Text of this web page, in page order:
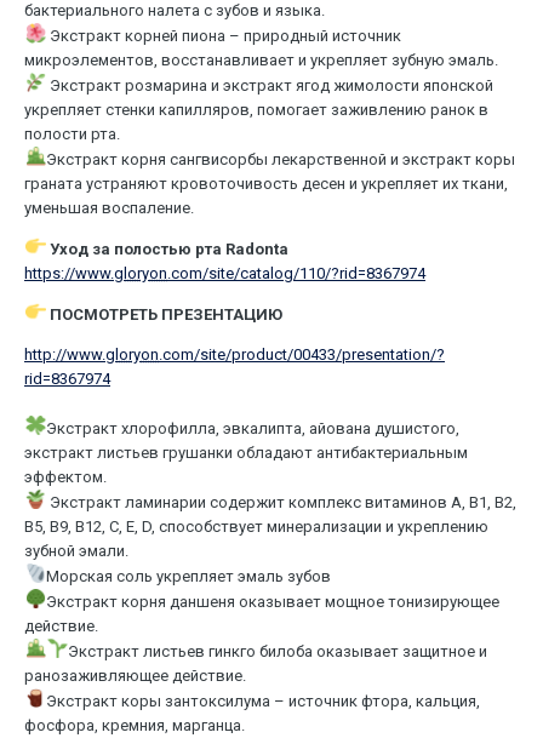
бактериального налета с зубов и языка.
Экстракт корней пиона – природный источник
микроэлементов, восстанавливает и укрепляет зубную эмаль.
Экстракт розмарина и экстракт ягод жимолости японской
укрепляет стенки капилляров, помогает заживлению ранок в
полости рта.
Экстракт корня сангвисорбы лекарственной и экстракт коры
граната устраняют кровоточивость десен и укрепляет их ткани,
уменьшая воспаление.
Уход за полостью рта Radonta
https://www.gloryon.com/site/catalog/110/?rid=8367974
ПОСМОТРЕТЬ ПРЕЗЕНТАЦИЮ
http://www.gloryon.com/site/product/00433/presentation/?
rid=8367974
Экстракт хлорофилла, эвкалипта, айована душистого,
экстракт листьев грушанки обладают антибактериальным
эффектом.
Экстракт ламинарии содержит комплекс витаминов A, B1, B2,
B5, B9, B12, C, E, D, способствует минерализации и укреплению
зубной эмали.
Морская соль укрепляет эмаль зубов
Экстракт корня даншеня оказывает мощное тонизирующее
действие.
Экстракт листьев гинкго билоба оказывает защитное и
ранозаживляющее действие.
Экстракт коры зантоксилума – источник фтора, кальция,
фосфора, кремния, марганца.